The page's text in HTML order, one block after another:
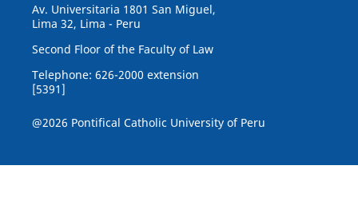
Av. Universitaria 1801 San Miguel,
Lima 32, Lima - Peru
Second Floor of the Faculty of Law
Telephone: 626-2000 extension
[5391]
@2026 Pontifical Catholic University of Peru